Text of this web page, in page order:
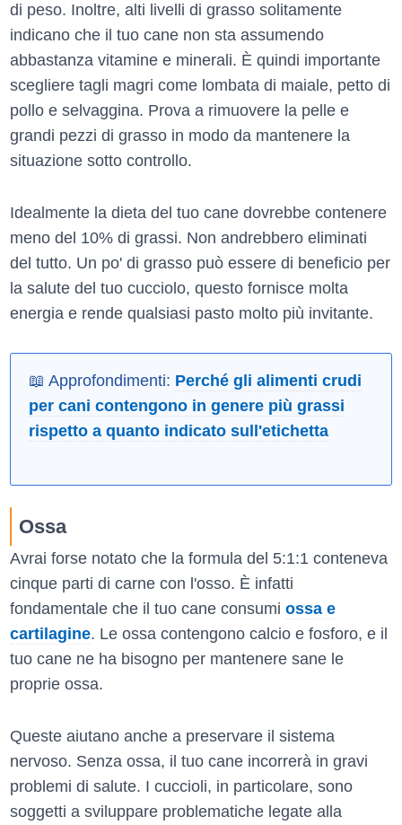
di peso. Inoltre, alti livelli di grasso solitamente
indicano che il tuo cane non sta assumendo
abbastanza vitamine e minerali. È quindi importante
scegliere tagli magri come lombata di maiale, petto di
pollo e selvaggina. Prova a rimuovere la pelle e
grandi pezzi di grasso in modo da mantenere la
situazione sotto controllo.
Idealmente la dieta del tuo cane dovrebbe contenere
meno del 10% di grassi. Non andrebbero eliminati
del tutto. Un po' di grasso può essere di beneficio per
la salute del tuo cucciolo, questo fornisce molta
energia e rende qualsiasi pasto molto più invitante.
📖 Approfondimenti: Perché gli alimenti crudi
per cani contengono in genere più grassi
rispetto a quanto indicato sull'etichetta
Ossa
Avrai forse notato che la formula del 5:1:1 conteneva
cinque parti di carne con l'osso. È infatti
fondamentale che il tuo cane consumi ossa e
cartilagine. Le ossa contengono calcio e fosforo, e il
tuo cane ne ha bisogno per mantenere sane le
proprie ossa.
Queste aiutano anche a preservare il sistema
nervoso. Senza ossa, il tuo cane incorrerà in gravi
problemi di salute. I cuccioli, in particolare, sono
soggetti a sviluppare problematiche legate alla